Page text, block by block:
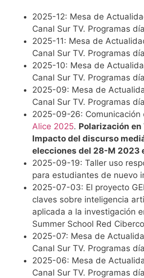
2025-12: Mesa de
Canal Sur TV. Programas
2025-11: Mesa de
Canal Sur TV. Programas
2025-10: Mesa de
Canal Sur TV. Programas
2025-09: Mesa de
Canal Sur TV. Programas
2025-09-26: Comunicación
Alice 2025. Polarización
Impacto del discurso
elecciones del 28-M 2023
2025-09-19: Taller uso
para estudiantes de nuevo
2025-07-03: El proyecto
claves sobre inteligencia
aplicada a la investigación
Summer School Red
2025-07: Mesa de
Canal Sur TV. Programas
2025-06: Mesa de
Canal Sur TV. Programas